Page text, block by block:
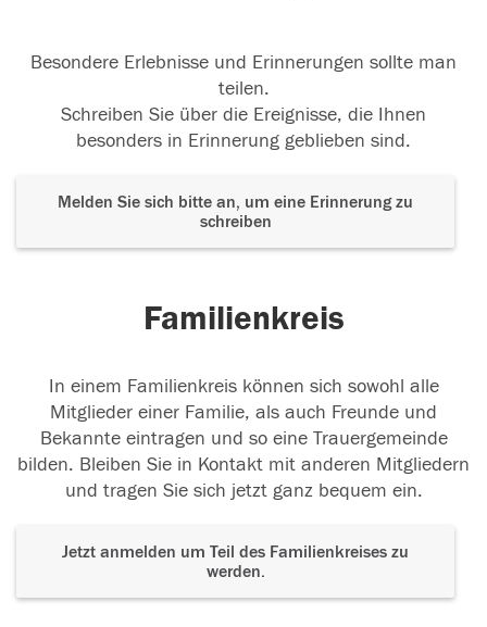
Besondere Erlebnisse und Erinnerungen sollte man
teilen.
Schreiben Sie über die Ereignisse, die Ihnen
besonders in Erinnerung geblieben sind.
Melden Sie sich bitte an, um eine Erinnerung zu
schreiben
Familienkreis
In einem Familienkreis können sich sowohl alle
Mitglieder einer Familie, als auch Freunde und
Bekannte eintragen und so eine Trauergemeinde
bilden. Bleiben Sie in Kontakt mit anderen Mitgliedern
und tragen Sie sich jetzt ganz bequem ein.
Jetzt anmelden um Teil des Familienkreises zu
werden.